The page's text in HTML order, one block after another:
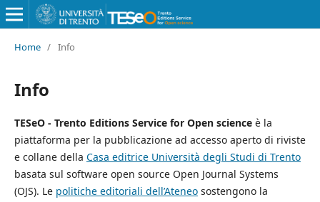
Home / Info
Info
TESeO - Trento Editions Service for Open scienceè la
piattaforma per la pubblicazione ad accesso aperto di riviste
e collane della Casa editrice Università degli Studi di Trento
basata sul software open source Open Journal Systems
(OJS). Le politiche editoriali dell’Ateneosostengono la